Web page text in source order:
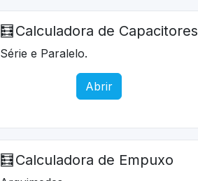
🧮 Calculadora de Capacitores
Série e Paralelo.
Abrir
🧮 Calculadora de Empuxo